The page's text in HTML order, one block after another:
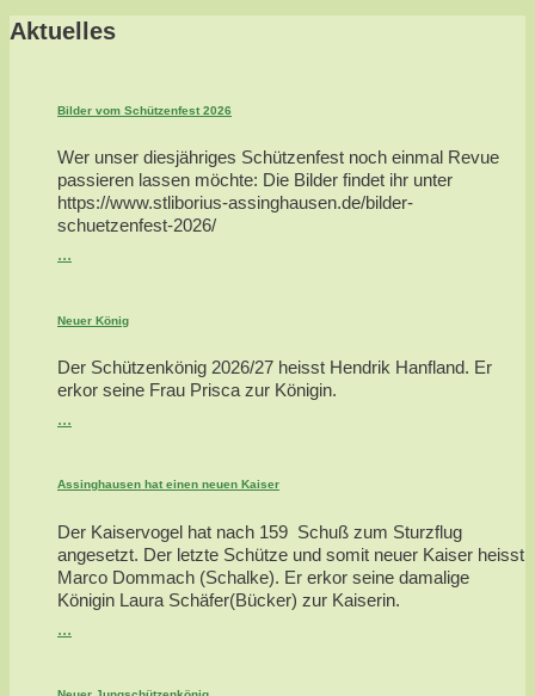
Aktuelles
Bilder vom Schützenfest 2026
Wer unser diesjähriges Schützenfest noch einmal Revue
passieren lassen möchte: Die Bilder findet ihr unter
https://www.stliborius-assinghausen.de/bilder-
schuetzenfest-2026/
...
Neuer König
Der Schützenkönig 2026/27 heisst Hendrik Hanfland. Er
erkor seine Frau Prisca zur Königin.
...
Assinghausen hat einen neuen Kaiser
Der Kaiservogel hat nach 159 Schuß zum Sturzflug
angesetzt. Der letzte Schütze und somit neuer Kaiser heisst
Marco Dommach (Schalke). Er erkor seine damalige
Königin Laura Schäfer(Bücker) zur Kaiserin.
...